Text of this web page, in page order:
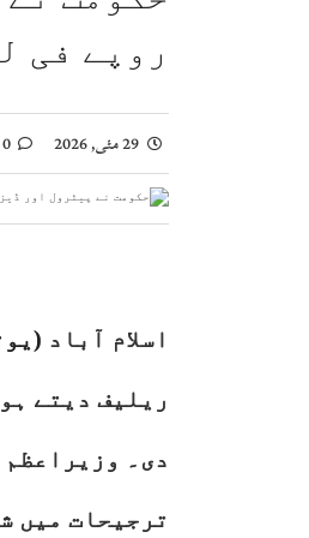
اسحاق ڈار کی شاہ
صومالی وزیر دفاع
روپے فی
29 مئی, 2026
اسلام آباد
دی۔
ترجیحات میں